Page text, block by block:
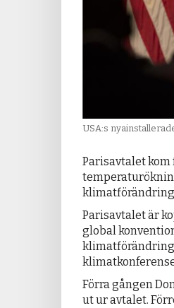
USA:s
Parisavtalet
Parisavtalet är
global
Förra gången
ut ur avtalet.